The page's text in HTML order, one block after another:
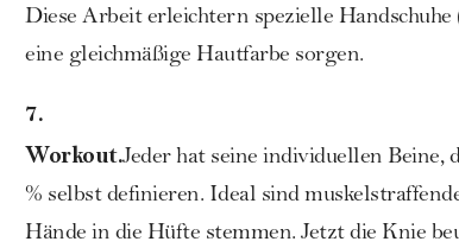
Diese Arbeit erleichtern spezielle
eine gleichmäßige Hautfarbe sorgen.
7.
Workout.Jeder hat seine individuellen Beine,
% selbst definieren. Ideal sind
Hände in die Hüfte stemmen. Jetzt die Knie